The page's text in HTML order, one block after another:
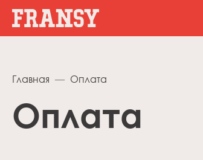
Главная Оплата
Оплата